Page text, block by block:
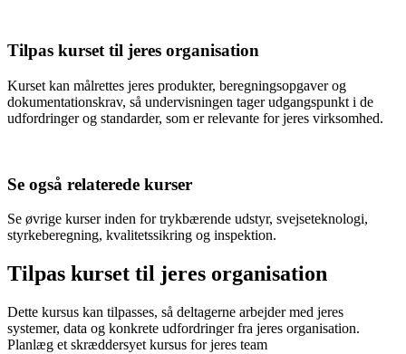
Tilpas kurset til jeres organisation
Kurset kan målrettes jeres produkter, beregningsopgaver og
dokumentationskrav, så undervisningen tager udgangspunkt i de
udfordringer og standarder, som er relevante for jeres virksomhed.
Se også relaterede kurser
Se øvrige kurser inden for trykbærende udstyr, svejseteknologi,
styrkeberegning, kvalitetssikring og inspektion.
Tilpas kurset til jeres organisation
Dette kursus kan tilpasses, så deltagerne arbejder med jeres
systemer, data og konkrete udfordringer fra jeres organisation.
Planlæg et skræddersyet kursus for jeres team